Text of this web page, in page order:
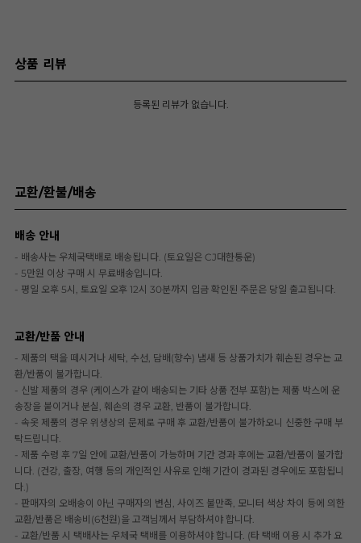
상품 리뷰
등록된 리뷰가 없습니다.
교환/환불/배송
배송 안내
- 배송사는 우체국택배로 배송됩니다. (토요일은 CJ대한통운)
- 5만원 이상 구매 시 무료배송입니다.
- 평일 오후 5시, 토요일 오후 12시 30분까지 입금 확인된 주문은 당일 출고됩니다.
교환/반품 안내
- 제품의 택을 떼시거나 세탁, 수선, 담배(향수) 냄새 등 상품가치가 훼손된 경우는 교
환/반품이 불가합니다.
- 신발 제품의 경우 (케이스가 같이 배송되는 기타 상품 전부 포함)는 제품 박스에 운
송장을 붙이거나 분실, 훼손의 경우 교환, 반품이 불가합니다.
- 속옷 제품의 경우 위생상의 문제로 구매 후 교환/반품이 불가하오니 신중한 구매 부
탁드립니다.
- 제품 수령 후 7일 안에 교환/반품이 가능하며 기간 경과 후에는 교환/반품이 불가합
니다. (건강, 출장, 여행 등의 개인적인 사유로 인해 기간이 경과된 경우에도 포함됩니
다.)
- 판매자의 오배송이 아닌 구매자의 변심, 사이즈 불만족, 모니터 색상 차이 등에 의한
교환/반품은 배송비(6천원)을 고객님께서 부담하셔야 합니다.
- 교환/반품 시 택배사는 우체국 택배를 이용하셔야 합니다. (타 택배 이용 시 추가 요